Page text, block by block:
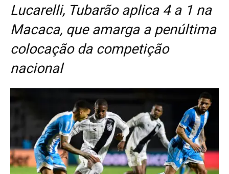
Lucarelli, Tubarão aplica 4 a 1 na
Macaca, que amarga a penúltima
colocação da competição
nacional